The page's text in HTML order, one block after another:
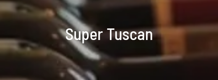
Super Tuscan